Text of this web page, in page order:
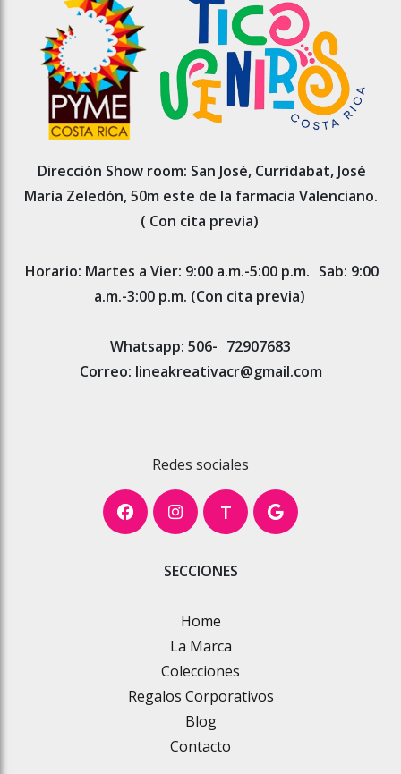
Dirección Show room: San José, Curridabat, José
María Zeledón, 50m este de la farmacia Valenciano.
( Con cita previa)
Horario: Martes a Vier: 9:00 a.m.-5:00 p.m. Sab: 9:00
a.m.-3:00 p.m. (Con cita previa)
Whatsapp: 506- 72907683
Correo: lineakreativacr@gmail.com
Redes sociales
T
SECCIONES
Home
La Marca
Colecciones
Regalos Corporativos
Blog
Contacto